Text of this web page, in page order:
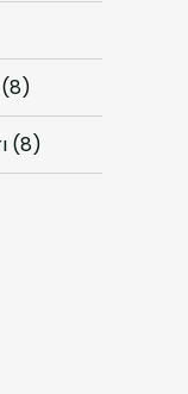
(8)
(8)